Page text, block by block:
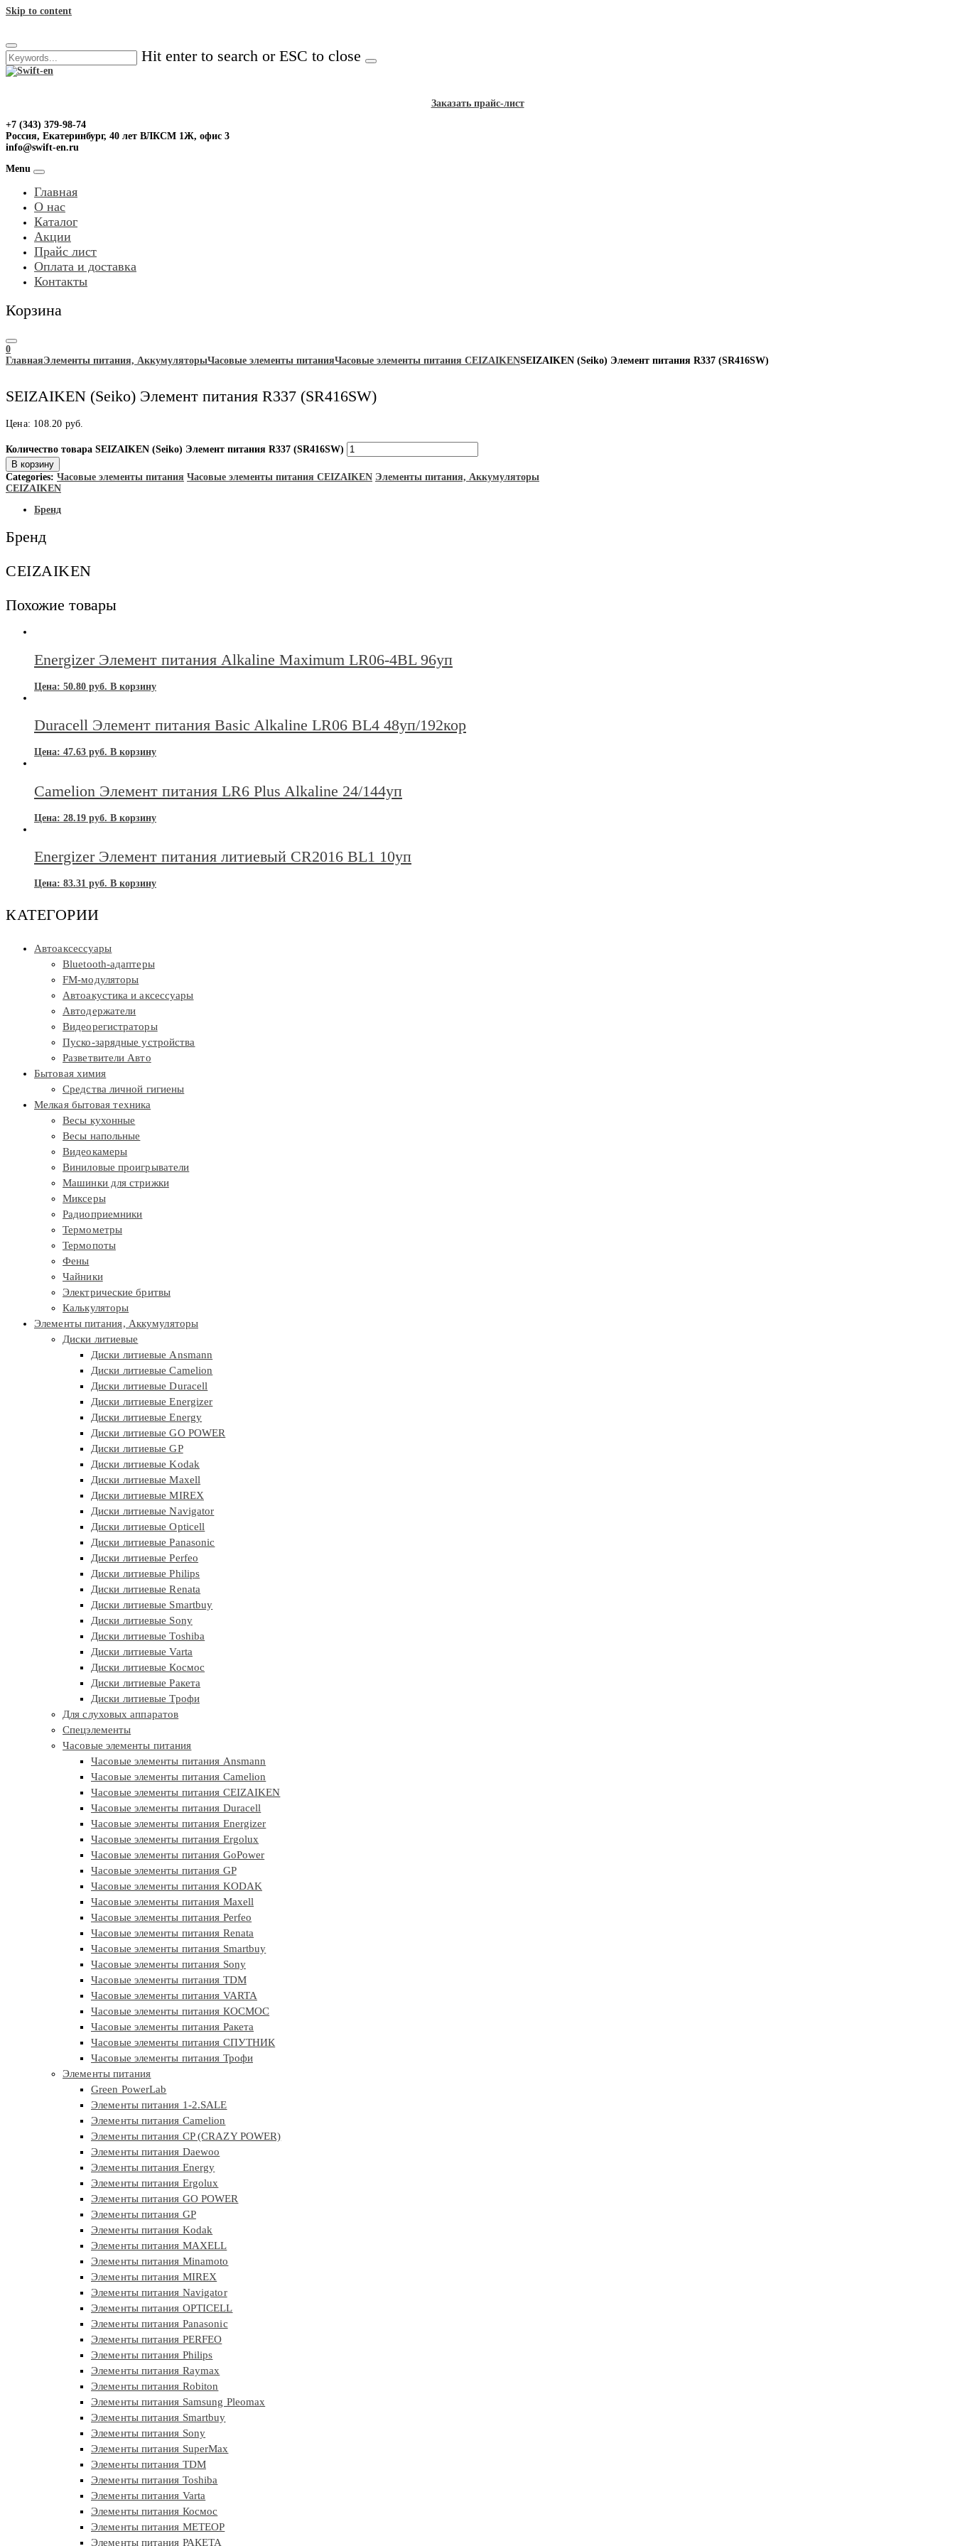
Skip to content
Hit enter to search or ESC to close
Заказать прайс-лист
+7 (343) 379-98-74
Россия, Екатеринбург, 40 лет ВЛКСМ 1Ж, офис 3
info@swift-en.ru
Menu
Главная
О нас
Каталог
Акции
Прайс лист
Оплата и доставка
Контакты
Корзина
0
ГлавнаяЭлементы питания, АккумуляторыЧасовые элементы питанияЧасовые элементы питания CEIZAIKENSEIZAIKEN (Seiko) Элемент питания R337 (SR416SW)
SEIZAIKEN (Seiko) Элемент питания R337 (SR416SW)
Цена: 108.20 руб.
Количество товара SEIZAIKEN (Seiko) Элемент питания R337 (SR416SW)
В корзину
Categories: Часовые элементы питания Часовые элементы питания CEIZAIKEN Элементы питания, Аккумуляторы
CEIZAIKEN
Бренд
Бренд
CEIZAIKEN
Похожие товары
Energizer Элемент питания Alkaline Maximum LR06-4BL 96уп
Цена: 50.80 руб. В корзину
Duracell Элемент питания Basic Alkaline LR06 BL4 48уп/192кор
Цена: 47.63 руб. В корзину
Camelion Элемент питания LR6 Plus Alkaline 24/144уп
Цена: 28.19 руб. В корзину
Energizer Элемент питания литиевый CR2016 BL1 10уп
Цена: 83.31 руб. В корзину
КАТЕГОРИИ
Автоаксессуары
Bluetooth-адаптеры
FM-модуляторы
Автоакустика и аксессуары
Автодержатели
Видеорегистраторы
Пуско-зарядные устройства
Разветвители Авто
Бытовая химия
Средства личной гигиены
Мелкая бытовая техника
Весы кухонные
Весы напольные
Видеокамеры
Виниловые проигрыватели
Машинки для стрижки
Миксеры
Радиоприемники
Термометры
Термопоты
Фены
Чайники
Электрические бритвы
Калькуляторы
Элементы питания, Аккумуляторы
Диски литиевые
Диски литиевые Ansmann
Диски литиевые Camelion
Диски литиевые Duracell
Диски литиевые Energizer
Диски литиевые Energy
Диски литиевые GO POWER
Диски литиевые GP
Диски литиевые Kodak
Диски литиевые Maxell
Диски литиевые MIREX
Диски литиевые Navigator
Диски литиевые Opticell
Диски литиевые Panasonic
Диски литиевые Perfeo
Диски литиевые Philips
Диски литиевые Renata
Диски литиевые Smartbuy
Диски литиевые Sony
Диски литиевые Toshiba
Диски литиевые Varta
Диски литиевые Космос
Диски литиевые Ракета
Диски литиевые Трофи
Для слуховых аппаратов
Спецэлементы
Часовые элементы питания
Часовые элементы питания Ansmann
Часовые элементы питания Camelion
Часовые элементы питания CEIZAIKEN
Часовые элементы питания Duracell
Часовые элементы питания Energizer
Часовые элементы питания Ergolux
Часовые элементы питания GoPower
Часовые элементы питания GP
Часовые элементы питания KODAK
Часовые элементы питания Maxell
Часовые элементы питания Perfeo
Часовые элементы питания Renata
Часовые элементы питания Smartbuy
Часовые элементы питания Sony
Часовые элементы питания TDM
Часовые элементы питания VARTA
Часовые элементы питания КОСМОС
Часовые элементы питания Ракета
Часовые элементы питания СПУТНИК
Часовые элементы питания Трофи
Элементы питания
Green PowerLab
Элементы питания 1-2.SALE
Элементы питания Camelion
Элементы питания CP (CRAZY POWER)
Элементы питания Daewoo
Элементы питания Energy
Элементы питания Ergolux
Элементы питания GO POWER
Элементы питания GP
Элементы питания Kodak
Элементы питания MAXELL
Элементы питания Minamoto
Элементы питания MIREX
Элементы питания Navigator
Элементы питания OPTICELL
Элементы питания Panasonic
Элементы питания PERFEO
Элементы питания Philips
Элементы питания Raymax
Элементы питания Robiton
Элементы питания Samsung Pleomax
Элементы питания Smartbuy
Элементы питания Sony
Элементы питания SuperMax
Элементы питания TDM
Элементы питания Toshiba
Элементы питания Varta
Элементы питания Космос
Элементы питания МЕТЕОР
Элементы питания РАКЕТА